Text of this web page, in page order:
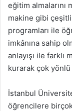
eğitim almalarını
makine gibi
programları ile
imkânına sahip
anlayışı ile farklı
kurarak çok
İstanbul
öğrencilere